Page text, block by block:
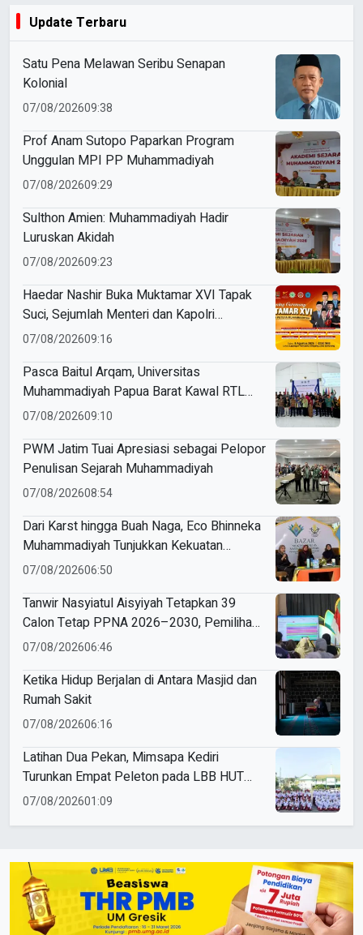
Update Terbaru
Satu Pena Melawan Seribu Senapan
Kolonial
07/08/202609:38
Prof Anam Sutopo Paparkan Program
Unggulan MPI PP Muhammadiyah
07/08/202609:29
Sulthon Amien: Muhammadiyah Hadir
Luruskan Akidah
07/08/202609:23
Haedar Nashir Buka Muktamar XVI Tapak
Suci, Sejumlah Menteri dan Kapolri
Dijadwalkan Hadir
07/08/202609:16
Pasca Baitul Arqam, Universitas
Muhammadiyah Papua Barat Kawal RTL
Peserta Selama Enam Bulan
07/08/202609:10
PWM Jatim Tuai Apresiasi sebagai Pelopor
Penulisan Sejarah Muhammadiyah
07/08/202608:54
Dari Karst hingga Buah Naga, Eco Bhinneka
Muhammadiyah Tunjukkan Kekuatan
Potensi Lokal di Muktamar Nasyiatul
07/08/202606:50
Tanwir Nasyiatul Aisyiyah Tetapkan 39
Calon Tetap PPNA 2026–2030, Pemilihan
Gunakan Sistem E-Voting
07/08/202606:46
Ketika Hidup Berjalan di Antara Masjid dan
Rumah Sakit
07/08/202606:16
Latihan Dua Pekan, Mimsapa Kediri
Turunkan Empat Peleton pada LBB HUT
Ke-81 RI Kecamatan Pare
07/08/202601:09